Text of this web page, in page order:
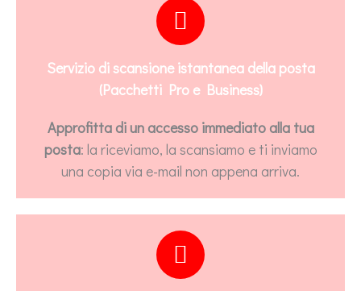
Servizio di scansione istantanea della posta
(Pacchetti Pro e Business)
Approfitta di un accesso immediato alla tua
posta: la riceviamo, la scansiamo e ti inviamo
una copia via e-mail non appena arriva.